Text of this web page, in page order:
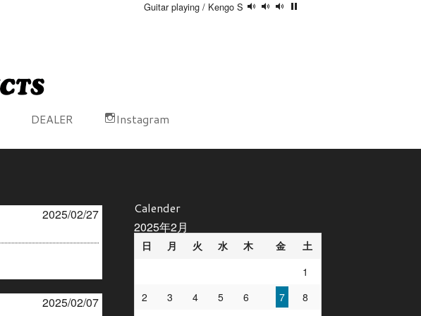
Guitar playing / Kengo S
DEALER Instagram
2025/02/27
2025/02/07
Calender
2025年2月
日 月 火 水 木 金 土
1
2
3 4 5 6 7
8